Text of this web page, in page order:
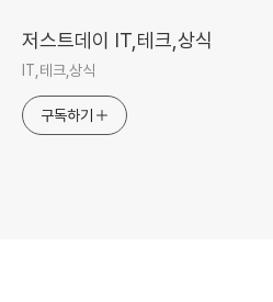
저스트데이 IT,테크,상식
IT,테크,상식
구독하기